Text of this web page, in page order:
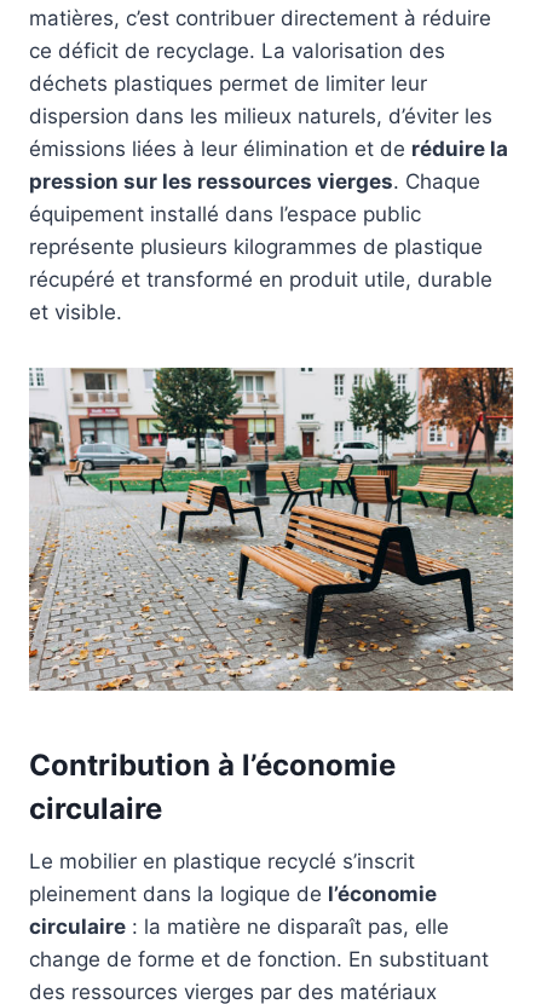
matières, c’est contribuer directement à réduire
ce déficit de recyclage. La valorisation des
déchets plastiques permet de limiter leur
dispersion dans les milieux naturels, d’éviter les
émissions liées à leur élimination et de réduire la
pression sur les ressources vierges. Chaque
équipement installé dans l’espace public
représente plusieurs kilogrammes de plastique
récupéré et transformé en produit utile, durable
et visible.
Contribution à l’économie
circulaire
Le mobilier en plastique recyclé s’inscrit
pleinement dans la logique de l’économie
circulaire : la matière ne disparaît pas, elle
change de forme et de fonction. En substituant
des ressources vierges par des matériaux